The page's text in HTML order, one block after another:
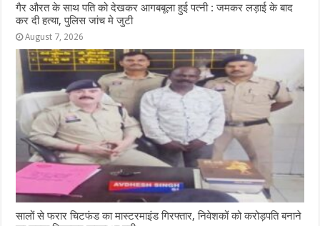
गैर औरत के साथ पति को देखकर आगबबूला हुई पत्नी : जमकर लड़ाई के बाद
कर दी हत्या, पुलिस जांच मे जुटी
August 7, 2026
सालों से फरार चिटफंड का मास्टरमाइंड गिरफ्तार, निवेशकों को करोड़पति बनाने